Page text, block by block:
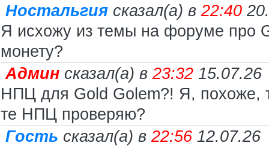
Ностальгия сказал(а) в 22:40
Я исхожу из темы на форуме про
монету?
Админ сказал(а) в 23:32 15.07.26
НПЦ для Gold Golem?! Я, похоже,
те НПЦ проверяю?
Гость сказал(а) в 22:56 12.07.26